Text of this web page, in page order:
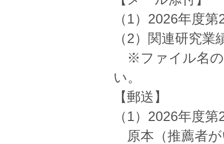
（1）2026年度
（2）関連研究
※ファイル名の
い。
【郵送】
（1）2026年度
原本（推薦者が